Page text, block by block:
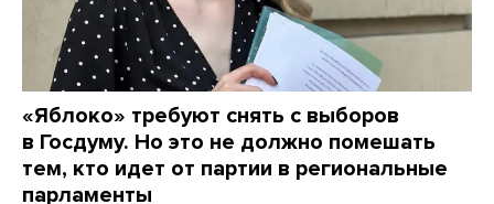
«Яблоко» требуют снять с выборов
в Госдуму. Но это не должно помешать
тем, кто идет от партии в региональные
парламенты